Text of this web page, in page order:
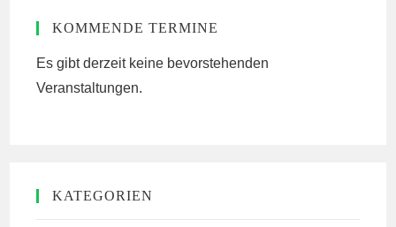
KOMMENDE TERMINE
Es gibt derzeit keine bevorstehenden
Veranstaltungen.
KATEGORIEN